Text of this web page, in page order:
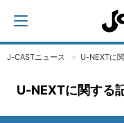
J-CASTニュース U-NEXTに
U-NEXTに関する